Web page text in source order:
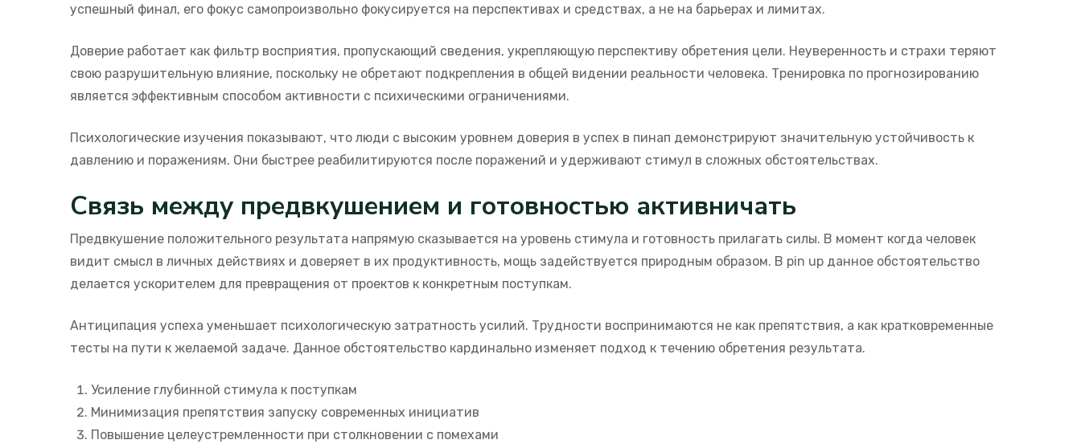
успешный финал, его фокус самопроизвольно фокусируется на перспективах и средствах, а не на барьерах и лимитах.
Доверие работает как фильтр восприятия, пропускающий сведения, укрепляющую перспективу обретения цели. Неуверенность и страхи теряют
свою разрушительную влияние, поскольку не обретают подкрепления в общей видении реальности человека. Тренировка по прогнозированию
является эффективным способом активности с психическими ограничениями.
Психологические изучения показывают, что люди с высоким уровнем доверия в успех в пинап демонстрируют значительную устойчивость к
давлению и поражениям. Они быстрее реабилитируются после поражений и удерживают стимул в сложных обстоятельствах.
Связь между предвкушением и готовностью активничать
Предвкушение положительного результата напрямую сказывается на уровень стимула и готовность прилагать силы. В момент когда человек
видит смысл в личных действиях и доверяет в их продуктивность, мощь задействуется природным образом. В pin up данное обстоятельство
делается ускорителем для превращения от проектов к конкретным поступкам.
Антиципация успеха уменьшает психологическую затратность усилий. Трудности воспринимаются не как препятствия, а как кратковременные
тесты на пути к желаемой задаче. Данное обстоятельство кардинально изменяет подход к течению обретения результата.
Усиление глубинной стимула к поступкам
Минимизация препятствия запуску современных инициатив
Повышение целеустремленности при столкновении с помехами